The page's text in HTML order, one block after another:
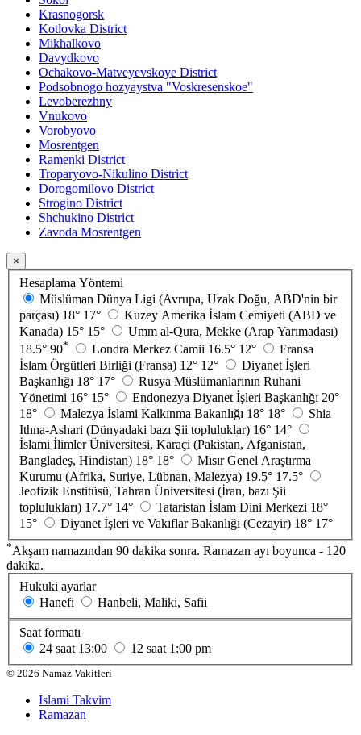
Krasnogorsk
Kotlovka District
Mikhalkovo
Davydkovo
Ochakovo-Matveyevskoye District
Podsobnogo hozyaystva "Voskresenskoe"
Levoberezhny
Vnukovo
Vorobyovo
Mosrentgen
Ramenki District
Troparyovo-Nikulino District
Dorogomilovo District
Strogino District
Shchukino District
Zavoda Mosrentgen
×
Hesaplama Yöntemi
Müslüman Dünya Ligi (Avrupa, Uzak Doğu, ABD'nin bir
parçası) 18° 17°
Kuzey Amerika İslam Cemiyeti (ABD ve
Kanada) 15° 15°
Umm al-Qura, Mekke (Arap Yarımadası)
18.5° 90* Londra Merkez Camii 16.5° 12°
Fransa
İslam Örgütleri Birliği (Fransa) 12° 12°
Diyanet İşleri
Başkanlığı 18° 17°
Rusya Müslümanlarının Ruhani
Yönetimi 16° 15° Endonezya Diyanet İşleri Başkanlığı 20°
18°
Malezya İslami Kalkınma Bakanlığı 18° 18°
Shia
Ithna-Ashari (Dünyadaki bazı Şii topluluklar) 16° 14°
İslami İlimler Üniversitesi, Karaçi (Pakistan, Afganistan,
Bangladeş, Hindistan) 18° 18°
Mısır Genel Araştırma
Kurumu (Afrika, Suriye, Lübnan, Malezya) 19.5° 17.5°
Jeofizik Enstitüsü, Tahran Üniversitesi (İran, bazı Şii
toplulukları) 17.7° 14° Tataristan İslam Dini Merkezi 18°
15°
Diyanet İşleri ve Vakıflar Bakanlığı (Cezayir) 18° 17°
*Akşam namazından 90 dakika sonra. Ramazan ayı boyunca - 120
dakika.
Hukuki ayarlar
Hanefi
Hanbeli, Maliki, Safii
Saat formatı
24 saat 13:00 12 saat 1:00 pm
© 2026 Namaz Vakitleri
Islami Takvim
Ramazan